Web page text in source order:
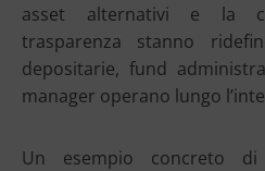
asset alternativi e la
trasparenza stanno
depositarie, fund
manager operano lungo
Un esempio concreto